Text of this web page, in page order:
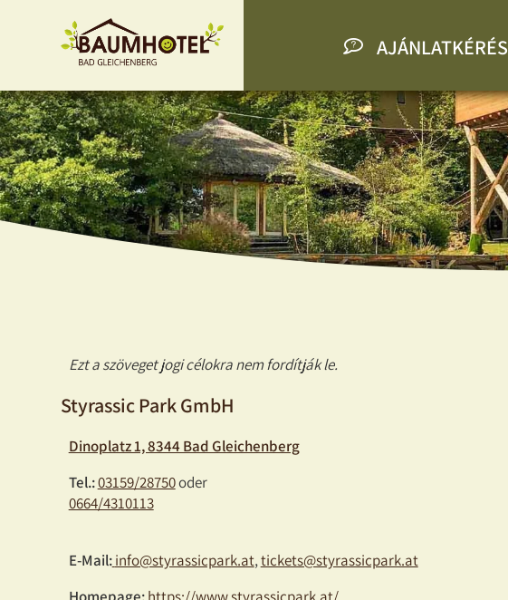
AJÁNLATKÉRÉS
Ezt a szöveget jogi célokra nem fordítják le.
Styrassic Park GmbH
Dinoplatz 1, 8344 Bad Gleichenberg
Tel.:03159/28750oder
0664/4310113
E-Mail:info@styrassicpark.at,tickets@styrassicpark.at